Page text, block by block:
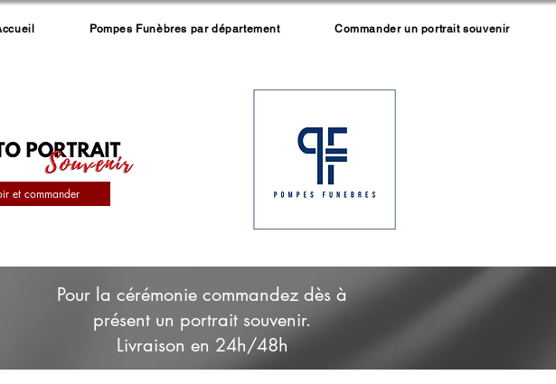
Pompes Funèbres par département Commander un portrait souvenir
et commander
Pour la cérémonie commandez dès à
présent un portrait souvenir.
Livraison en 24h/48h